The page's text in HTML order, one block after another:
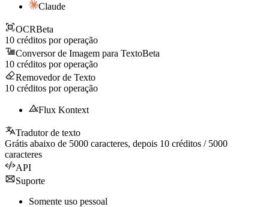
Claude
OCRBeta
10 créditos por operação
Conversor de Imagem para TextoBeta
10 créditos por operação
Removedor de Texto
10 créditos por operação
Flux Kontext
Tradutor de texto
Grátis abaixo de 5000 caracteres, depois 10 créditos / 5000
caracteres
API
Suporte
Somente uso pessoal